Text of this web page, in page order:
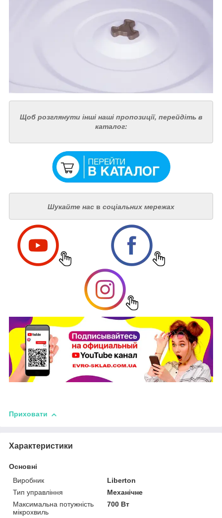
Щоб розглянути інші наші пропозиції, перейдіть в
каталог:
Шукайте нас в соціальних мережах
Приховати
Характеристики
Основні
Виробник
Liberton
Тип управління
Механічне
Максимальна потужність
мікрохвиль
700 Вт